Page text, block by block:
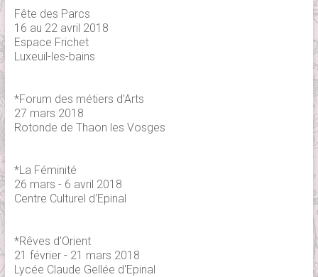
Fête des Parcs
16 au 22 avril 2018
Espace Frichet
Luxeuil-les-bains
*Forum des métiers d'Arts
27 mars 2018
Rotonde de Thaon les Vosges
*La Féminité
26 mars - 6 avril 2018
Centre Culturel d'Epinal
*Rêves d'Orient
21 février - 21 mars 2018
Lycée Claude Gellée d'Epinal